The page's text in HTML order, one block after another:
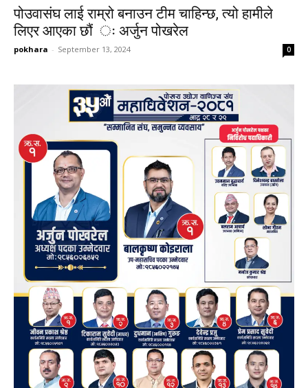
पोउवासंघ लाई राम्रो बनाउन टीम चाहिन्छ, त्यो हामीले
लिएर आएका छौं ः अर्जुन पोखरेल
pokhara - September 13, 2024 0